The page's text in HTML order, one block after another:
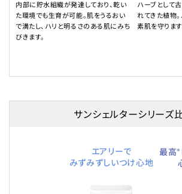
内部に貯水組織が発達しており、乾い
た環境でも生育が可能。肌をうるおい
で満たし、ハリと明るさのある肌にみち
びきます。
ハーブとして
れてきた植物
素肌を守ります
サンシェルターシリーズ
エアリーで
みずみずしいつけ心地
最高※